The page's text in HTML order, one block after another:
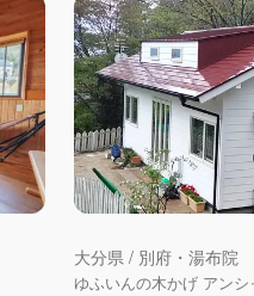
大分県 / 別府・湯布院
ゆふいんの木かげ アンシ